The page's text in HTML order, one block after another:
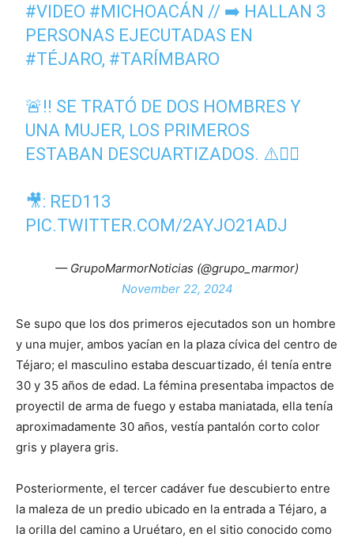
#VIDEO #MICHOACÁN // ➡️ HALLAN 3
PERSONAS EJECUTADAS EN
#TÉJARO, #TARÍMBARO
🚨‼️ SE TRATÓ DE DOS HOMBRES Y
UNA MUJER, LOS PRIMEROS
ESTABAN DESCUARTIZADOS. ⚠️👇🏼
🎥: RED113
PIC.TWITTER.COM/2AYJO21ADJ
— GrupoMarmorNoticias (@grupo_marmor)
November 22, 2024
Se supo que los dos primeros ejecutados son un hombre
y una mujer, ambos yacían en la plaza cívica del centro de
Téjaro; el masculino estaba descuartizado, él tenía entre
30 y 35 años de edad. La fémina presentaba impactos de
proyectil de arma de fuego y estaba maniatada, ella tenía
aproximadamente 30 años, vestía pantalón corto color
gris y playera gris.
Posteriormente, el tercer cadáver fue descubierto entre
la maleza de un predio ubicado en la entrada a Téjaro, a
la orilla del camino a Uruétaro, en el sitio conocido como